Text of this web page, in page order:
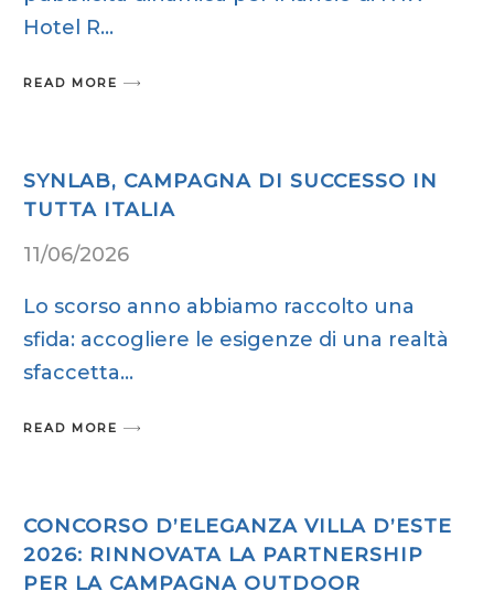
Hotel R
READ MORE
SYNLAB, CAMPAGNA DI SUCCESSO IN
TUTTA ITALIA
11/06/2026
Lo scorso anno abbiamo raccolto una
sfida: accogliere le esigenze di una realtà
sfaccetta
READ MORE
CONCORSO D’ELEGANZA VILLA D’ESTE
2026: RINNOVATA LA PARTNERSHIP
PER LA CAMPAGNA OUTDOOR